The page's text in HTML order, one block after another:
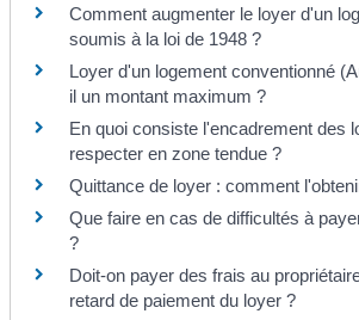
Comment augmenter le loyer d'un
soumis à la loi de 1948 ?
Loyer d'un logement conventionné
il un montant maximum ?
En quoi consiste l'encadrement des
respecter en zone tendue ?
Quittance de loyer : comment
Que faire en cas de difficultés à
?
Doit-on payer des frais au
retard de paiement du loyer ?